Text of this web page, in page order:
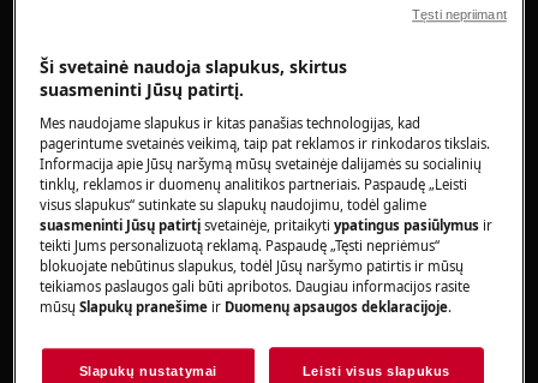
Taikoma:
ventiliuojamosioms džiovyklėms,
kondensacinėms džiovyklėms,
džiovyklėms su šilumos siurbliu.
Sprendimas:
1. Valydami patikrinkite oro cirkuliaciją.
Ši svetainė naudoja slapukus, skirtus
suasmeninti Jūsų patirtį.
Mes naudojame slapukus ir kitas panašias technologijas, kad
pagerintume svetainės veikimą, taip pat reklamos ir rinkodaros tikslais.
Informacija apie Jūsų naršymą mūsų svetainėje dalijamės su socialinių
tinklų, reklamos ir duomenų analitikos partneriais. Paspaudę „Leisti
visus slapukus“ sutinkate su slapukų naudojimu, todėl galime
suasmeninti Jūsų patirtįsvetainėje, pritaikytiypatingus pasiūlymus ir
teikti Jums personalizuotą reklamą. Paspaudę „Tęsti nepriėmus“
blokuojate nebūtinus slapukus, todėl Jūsų naršymo patirtis ir mūsų
teikiamos paslaugos gali būti apribotos. Daugiau informacijos rasite
mūsųSlapukų pranešime ir Duomenų apsaugos deklaracijoje.
Slapukų nustatymai Leisti visus slapukus
Tęsti nepriimant